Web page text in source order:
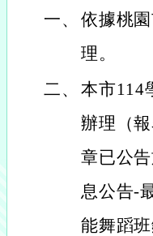
一、 依據桃
理。
二、 本市114
辦理（
章已公
息公告-
能舞蹈